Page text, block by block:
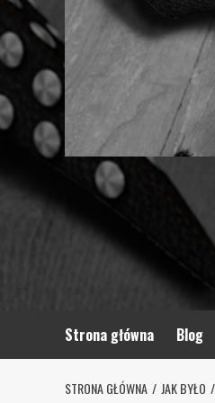
Strona główna Blog
STRONA GŁÓWNA JAK BYŁO